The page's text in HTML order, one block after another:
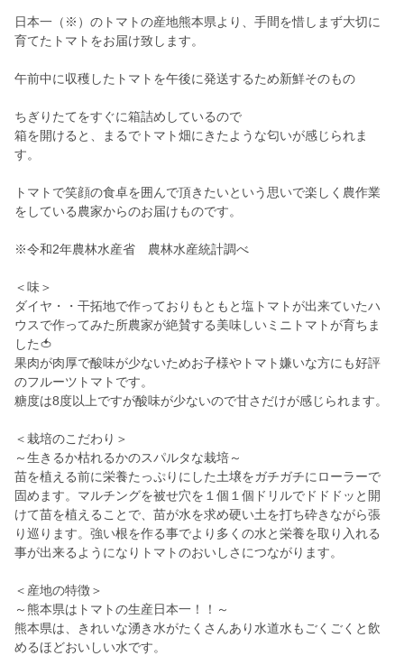
日本一（※）のトマトの産地熊本県より、手間を惜しまず大切に
育てたトマトをお届け致します。
午前中に収穫したトマトを午後に発送するため新鮮そのもの
ちぎりたてをすぐに箱詰めしているので
箱を開けると、まるでトマト畑にきたような匂いが感じられま
す。
トマトで笑顔の食卓を囲んで頂きたいという思いで楽しく農作業
をしている農家からのお届けものです。
※令和2年農林水産省 農林水産統計調べ
＜味＞
ダイヤ・・干拓地で作っておりもともと塩トマトが出来ていたハ
ウスで作ってみた所農家が絶賛する美味しいミニトマトが育ちま
した🍅
果肉が肉厚で酸味が少ないためお子様やトマト嫌いな方にも好評
のフルーツトマトです。
糖度は8度以上ですが酸味が少ないので甘さだけが感じられます。
＜栽培のこだわり＞
～生きるか枯れるかのスパルタな栽培～
苗を植える前に栄養たっぷりにした土壌をガチガチにローラーで
固めます。マルチングを被せ穴を１個１個ドリルでドドドッと開
けて苗を植えることで、苗が水を求め硬い土を打ち砕きながら張
り巡ります。強い根を作る事でより多くの水と栄養を取り入れる
事が出来るようになりトマトのおいしさにつながります。
＜産地の特徴＞
～熊本県はトマトの生産日本一！！～
熊本県は、きれいな湧き水がたくさんあり水道水もごくごくと飲
めるほどおいしい水です。